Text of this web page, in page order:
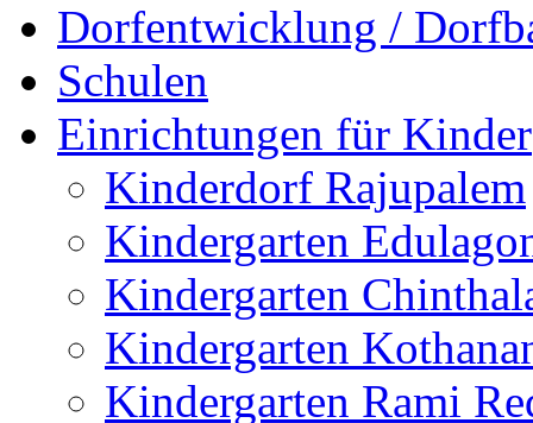
Dorfentwicklung /
Schulen
Einrichtungen für Kinder
Kinderdorf Rajupalem
Kindergarten
Kindergarten
Kindergarten
Kindergarten Rami